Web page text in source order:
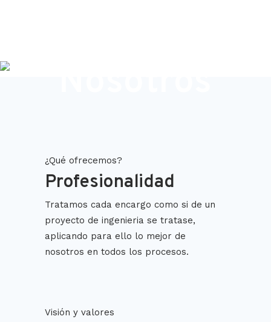
¿Qué ofrecemos?
Profesionalidad
Tratamos cada encargo como si de un
proyecto de ingenieria se tratase,
aplicando para ello lo mejor de
nosotros en todos los procesos.
Visión y valores